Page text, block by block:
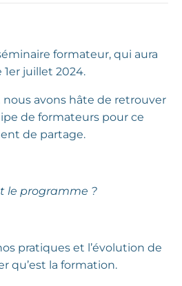
formateur, qui aura
1er juillet 2024.
avons hâte de retrouver
de formateurs pour ce
de partage.
le programme ?
pratiques et l’évolution de
qu’est la formation.